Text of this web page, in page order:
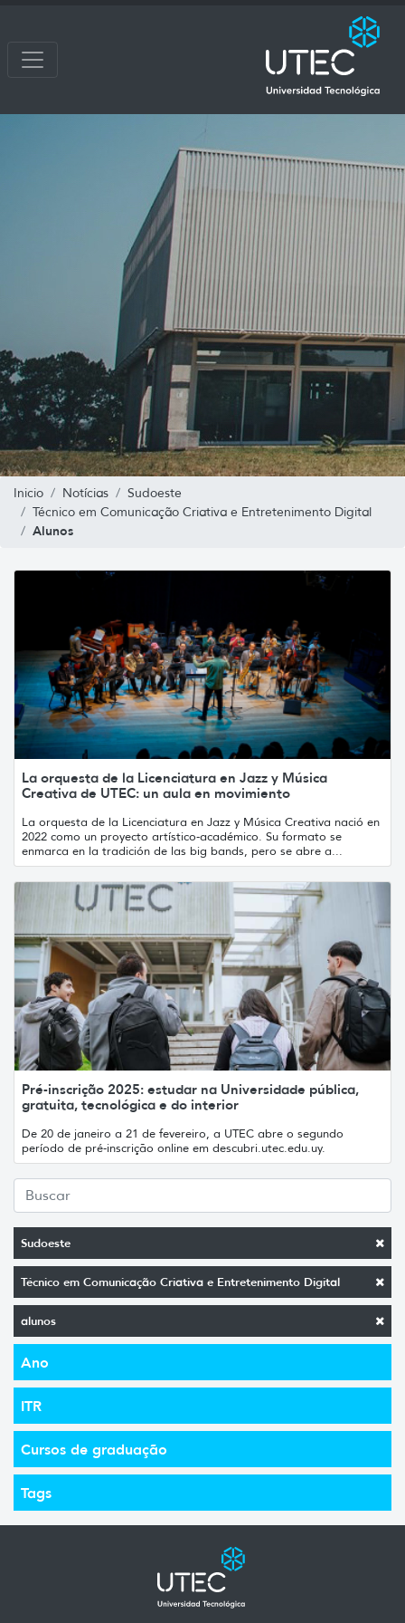
Inicio Notícias
Sudoeste
Técnico em Comunicação Criativa e Entretenimento Digital
Alunos
Sudoeste
Técnico em Comunicação Criativa e Entretenimento Digital
alunos
Ano
ITR
Cursos de graduação
Tags
La orquesta de la Licenciatura en Jazz y Música
Creativa de UTEC: un aula en movimiento
La orquesta de la Licenciatura en Jazz y Música Creativa nació en
2022 como un proyecto artístico-académico. Su formato se
enmarca en la tradición de las big bands, pero se abre a...
Pré-inscrição 2025: estudar na Universidade pública,
gratuita, tecnológica e do interior
De 20 de janeiro a 21 de fevereiro, a UTEC abre o segundo
período de pré-inscrição online em descubri.utec.edu.uy.